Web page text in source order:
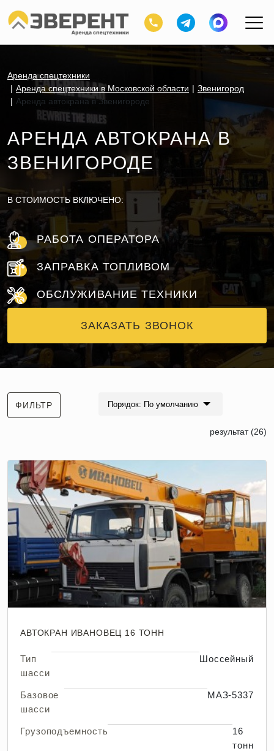
Аренда спецтехники
Аренда спецтехники в Московской области
Звенигород
Аренда автокрана в Звенигороде
АРЕНДА АВТОКРАНА В
ЗВЕНИГОРОДЕ
В СТОИМОСТЬ ВКЛЮЧЕНО:
РАБОТА ОПЕРАТОРА
ЗАПРАВКА ТОПЛИВОМ
ОБСЛУЖИВАНИЕ ТЕХНИКИ
ЗАКАЗАТЬ ЗВОНОК
ФИЛЬТР Порядок: По умолчанию
результат (26)
АВТОКРАН ИВАНОВЕЦ 16 ТОНН
Тип
шасси
Шоссейный
Базовое
шасси
МАЗ-5337
Грузоподъемность
16
тонн